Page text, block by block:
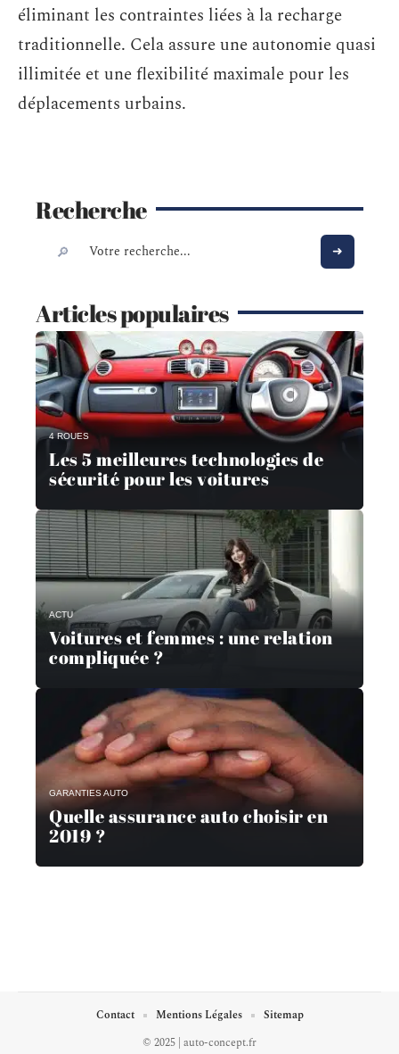
éliminant les contraintes liées à la recharge
traditionnelle. Cela assure une autonomie quasi
illimitée et une flexibilité maximale pour les
déplacements urbains.
Recherche
Articles populaires
4 ROUES
Les 5 meilleures technologies de
sécurité pour les voitures
ACTU
Voitures et femmes : une relation
compliquée ?
GARANTIES AUTO
Quelle assurance auto choisir en
2019 ?
© 2025 | auto-concept.fr
Contact Mentions Légales Sitemap